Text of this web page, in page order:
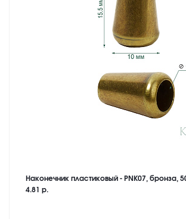
Наконечник пластиковый - PNK07, бронза,
4.81 р.